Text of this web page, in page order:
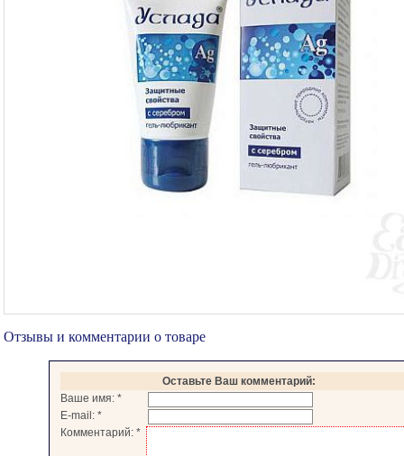
Отзывы и комментарии о товаре
Оставьте Ваш комментарий:
Ваше имя: *
E-mail: *
Комментарий: *